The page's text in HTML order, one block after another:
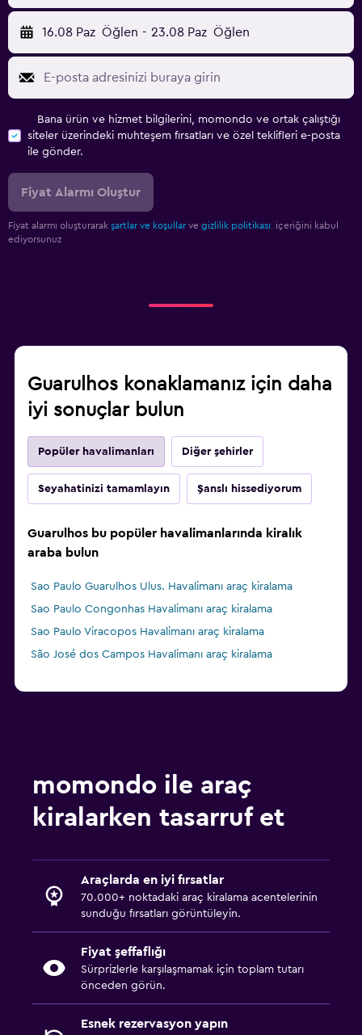
16.08 Paz Öğlen - 23.08 Paz Öğlen
Bana ürün ve hizmet bilgilerini, momondo ve ortak çalıştığı
siteler üzerindeki muhteşem fırsatları ve özel teklifleri e-posta
ile gönder.
Fiyat Alarmı Oluştur
Fiyat alarmı oluşturarak şartlar ve koşullar ve gizlilik politikası. içeriğini kabul
ediyorsunuz
Guarulhos konaklamanız için daha
iyi sonuçlar bulun
Popüler havalimanları Diğer şehirler
Seyahatinizi tamamlayın Şanslı hissediyorum
Guarulhos bu popüler havalimanlarında kiralık
araba bulun
Sao Paulo Guarulhos Ulus. Havalimanı araç kiralama
Sao Paulo Congonhas Havalimanı araç kiralama
Sao Paulo Viracopos Havalimanı araç kiralama
São José dos Campos Havalimanı araç kiralama
momondo ile araç
kiralarken tasarruf et
Araçlarda en iyi fırsatlar
70.000+ noktadaki araç kiralama acentelerinin
sunduğu fırsatları görüntüleyin.
Fiyat şeffaflığı
Sürprizlerle karşılaşmamak için toplam tutarı
önceden görün.
Esnek rezervasyon yapın